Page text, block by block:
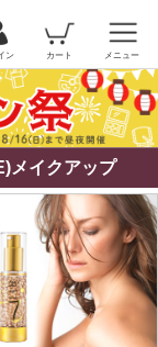
ン カート メニュー
メイクアップ